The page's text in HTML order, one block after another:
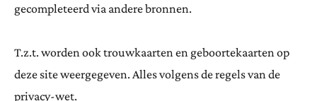
gecompleteerd via andere bronnen.
T.z.t. worden ook trouwkaarten en geboortekaarten op
deze site weergegeven. Alles volgens de regels van de
privacy-wet.